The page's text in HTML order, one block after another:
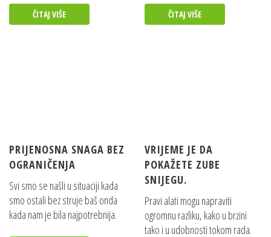
VIŠENAMJENSKE SINTETIČKE RADNE
RUKAVICE (XL)
Pojedinosti
PROZIRNE ZAŠTITNE NAOČALE
ČITAJ VIŠE ČITAJ VIŠE
PRIJENOSNA SNAGA BEZ
OGRANIČENJA
Svi smo se našli u situaciji kada
smo ostali bez struje baš onda
kada nam je bila najpotrebnija.
VRIJEME JE DA
POKAŽETE ZUBE
SNIJEGU.
Pravi alati mogu napraviti
ogromnu razliku, kako u brzini
tako i u udobnosti tokom rada.